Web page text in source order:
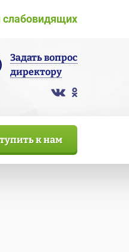
слабовидящих
Задать вопрос
директору
к нам